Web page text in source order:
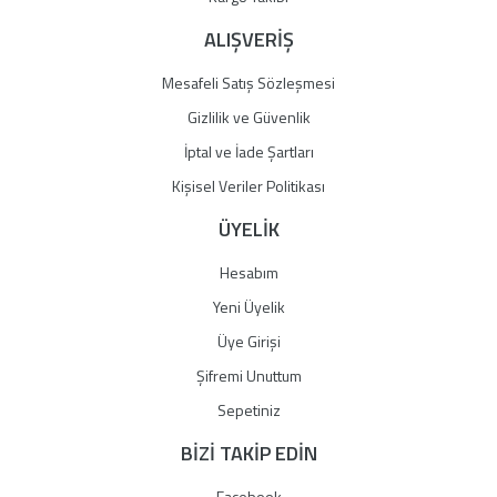
ALIŞVERİŞ
Mesafeli Satış Sözleşmesi
Gizlilik ve Güvenlik
İptal ve İade Şartları
Kişisel Veriler Politikası
ÜYELİK
Hesabım
Yeni Üyelik
Üye Girişi
Şifremi Unuttum
Sepetiniz
BİZİ TAKİP EDİN